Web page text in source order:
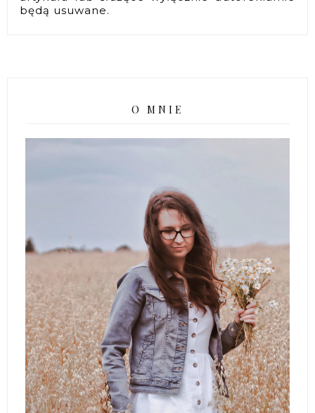
będą usuwane.
O MNIE